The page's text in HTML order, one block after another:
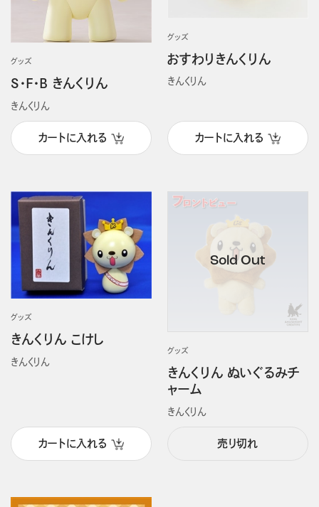
グッズ
S・F・B きんくりん
きんくりん
カートに入れる
グッズ
おすわりきんくりん
きんくりん
カートに入れる
グッズ
きんくりん こけし
きんくりん
カートに入れる
グッズ
きんくりん ぬいぐるみチ
ャーム
きんくりん
売り切れ